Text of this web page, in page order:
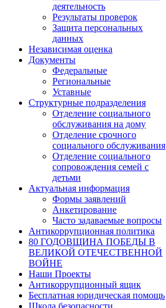
деятельность
Результаты проверок
Защита персональных
данных
Независимая оценка
Документы
Федеральные
Региональные
Уставные
Структурные подразделения
Отделение социального
обслуживания на дому
Отделение срочного
социального обслуживания
Отделение социального
сопровождения семей с
детьми
Актуальная информация
Формы заявлений
Анкетирование
Часто задаваемые вопросы
Антикоррупционная политика
80 ГОДОВЩИНА ПОБЕДЫ В
ВЕЛИКОЙ ОТЕЧЕСТВЕННОЙ
ВОЙНЕ
Наши Проекты
Антикоррупционный ящик
Бесплатная юридическая помощь
Школа безопасности.